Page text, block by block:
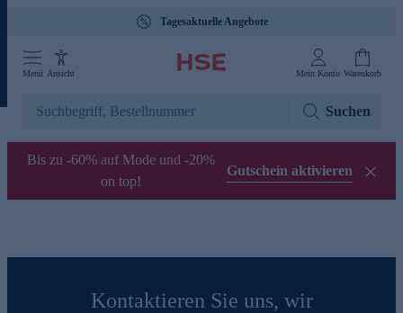
Tagesaktuelle Angebote
Menü Ansicht Mein Konto Warenkorb
Suchen
Bis zu -60% auf Mode und -20%
on top!
Gutschein aktivieren
Kontaktieren Sie uns, wir